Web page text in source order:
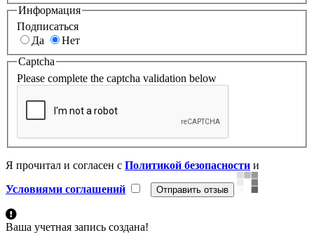
Информация
Подписаться
Да
Нет
Captcha
Please complete the captcha validation below
Я прочитал и согласен с Политикой безопасности и
Условиями соглашений
Ваша учетная запись создана!